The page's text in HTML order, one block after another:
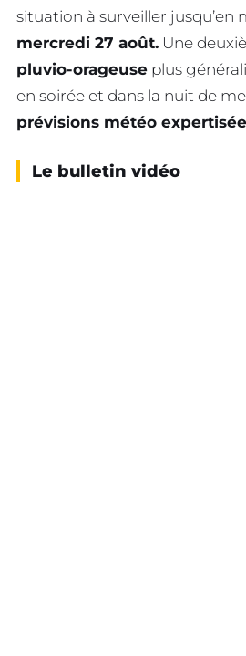
situation à surveiller jusqu’en
mercredi 27 août. Une
pluvio-orageuse plus
en soirée et dans la nuit de
prévisions météo
Le bulletin vidéo